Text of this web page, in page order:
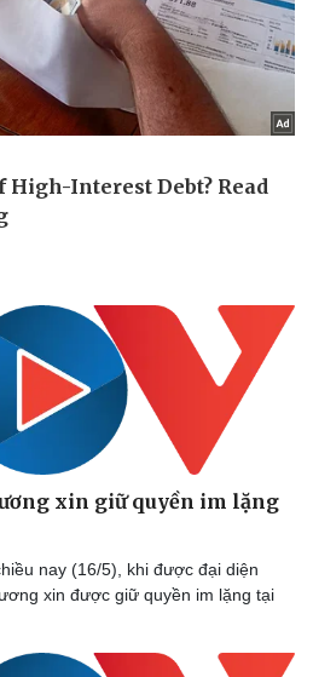
Ô tô - Xe máy
Ô tô
Xe máy
xin giữ quyền im lặng
nay (16/5), khi được đại diện
xin được giữ quyền im lặng tại